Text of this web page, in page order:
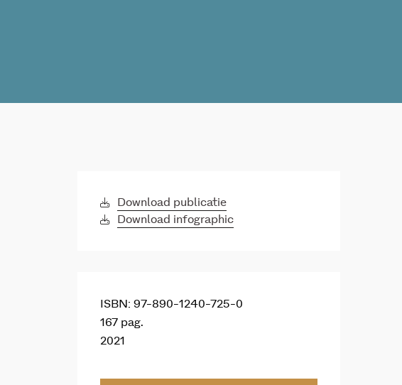
Download publicatie
Download infographic
ISBN: 97-890-1240-725-0
167 pag.
2021